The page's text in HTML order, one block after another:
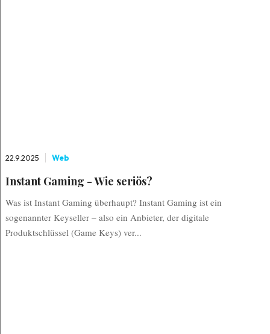
22.9.2025 Web
Instant Gaming - Wie seriös?
Was ist Instant Gaming überhaupt? Instant Gaming ist ein
sogenannter Keyseller – also ein Anbieter, der digitale
Produktschlüssel (Game Keys) ver...